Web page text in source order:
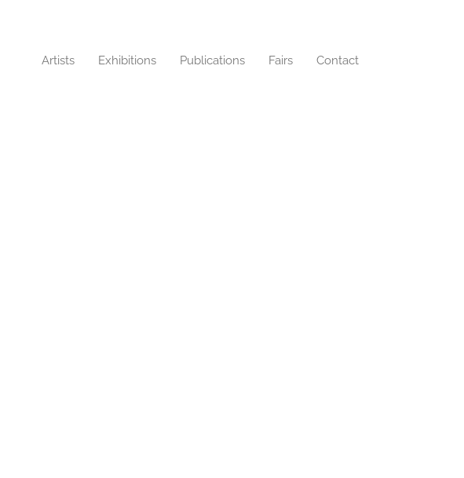
Artists Exhibitions Publications Fairs Contact